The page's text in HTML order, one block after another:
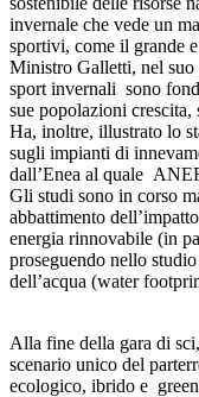
invernale che vede un
sportivi, come il grande
Ministro Galletti, nel suo
sport invernali sono
sue popolazioni crescita,
Ha, inoltre, illustrato lo
sugli impianti di
dall’Enea al quale
Gli studi sono in corso
abbattimento
energia rinnovabile (in
proseguendo nello
dell’acqua (water
Alla fine della gara di
scenario unico del
ecologico, ibrido e